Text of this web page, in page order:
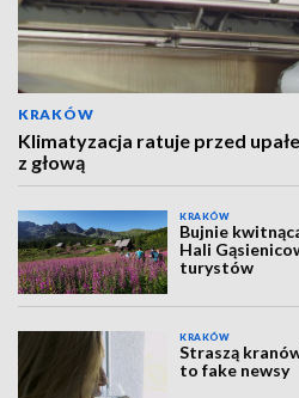
KRAKÓW
Klimatyzacja ratuje przed
z głową
KRAKÓW
Bujnie
Hali
turystów
KRAKÓW
Straszą
to fake newsy